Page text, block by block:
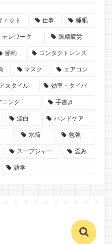
エット 仕事 睡眠
テレワーク 眼精疲労
節約 コンタクトレンズ
マスク エアコン
スタイル 効率・タイパ
ニング 手書き
漂白 ハンドケア
水筒 勉強
スープジャー 歪み
語学